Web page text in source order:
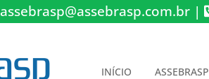
assebrasp@assebrasp.com.br |
INÍCIO ASSEBRASP